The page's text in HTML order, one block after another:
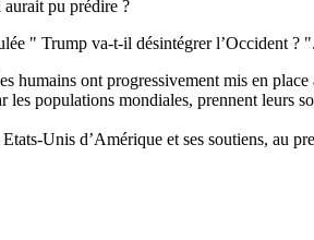
aurait pu prédire ?
" Trump va-t-il désintégrer l’Occident ? ".
humains ont progressivement mis en
populations mondiales, prennent leurs
Unis d’Amérique et ses soutiens, au